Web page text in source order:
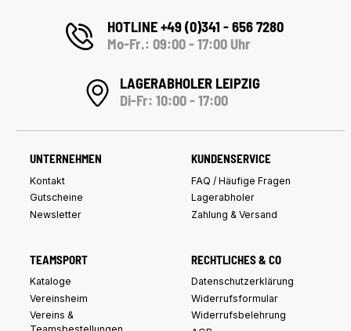
HOTLINE +49 (0)341 - 656 7280
Mo-Fr.: 09:00 - 17:00 Uhr
LAGERABHOLER LEIPZIG
Di-Fr: 10:00 - 17:00
UNTERNEHMEN
Kontakt
Gutscheine
Newsletter
KUNDENSERVICE
FAQ / Häufige Fragen
Lagerabholer
Zahlung & Versand
TEAMSPORT
Kataloge
Vereinsheim
Vereins &
RECHTLICHES & CO
Datenschutzerklärung
Widerrufsformular
Widerrufsbelehrung